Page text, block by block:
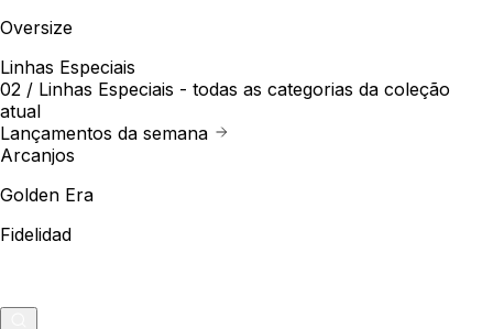
Oversize
Linhas Especiais
02 / Linhas Especiais - todas as categorias da coleção
atual
Lançamentos da semana
Arcanjos
Golden Era
Fidelidad